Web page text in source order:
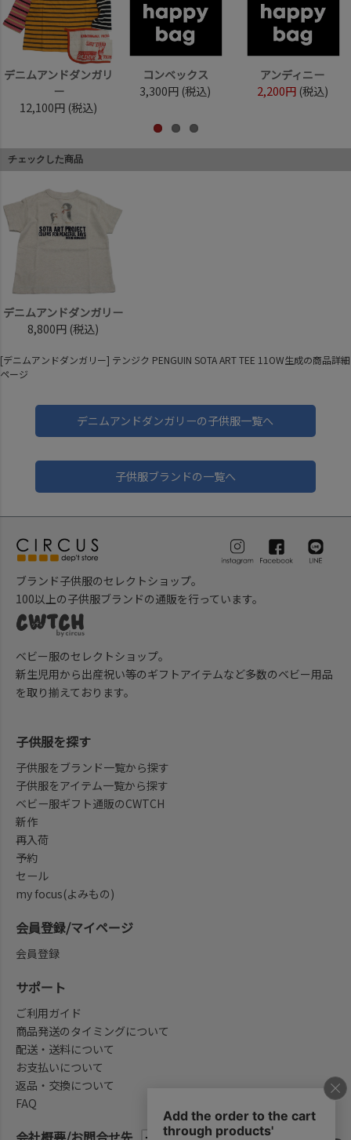
デニムアンドダンガリ
ー
12,100円 (税込)
コンベックス
3,300円 (税込)
アンディニー
2,200円 (税込)
チェックした商品
デニムアンドダンガリー
8,800円 (税込)
[デニムアンドダンガリー] テンジク PENGUIN SOTA ART TEE 11OW生成の商品詳細
ページ
デニムアンドダンガリーの子供服一覧へ
子供服ブランドの一覧へ
ブランド子供服のセレクトショップ。
100以上の子供服ブランドの通販を行っています。
ベビー服のセレクトショップ。
新生児用から出産祝い等のギフトアイテムなど多数のベビー用品
を取り揃えております。
子供服を探す
子供服をブランド一覧から探す
子供服をアイテム一覧から探す
ベビー服ギフト通販のCWTCH
新作
再入荷
予約
セール
my focus(よみもの)
会員登録/マイページ
会員登録
サポート
ご利用ガイド
商品発送のタイミングについて
配送・送料について
お支払いについて
返品・交換について
FAQ